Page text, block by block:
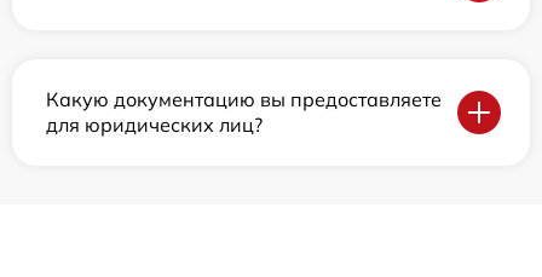
Какую документацию вы предоставляете
для юридических лиц?